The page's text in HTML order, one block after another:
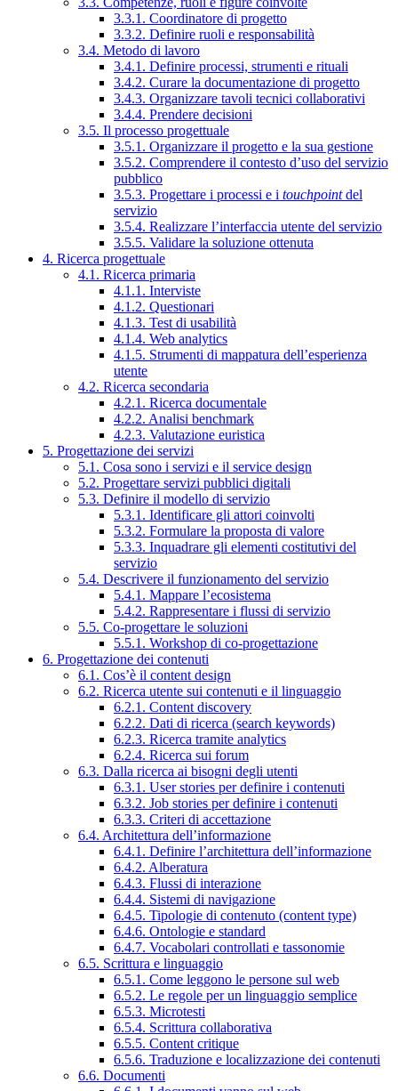
3.3.1. Coordinatore di progetto
3.3.2. Definire ruoli e responsabilità
3.4. Metodo di lavoro
3.4.1. Definire processi, strumenti e rituali
3.4.2. Curare la documentazione di progetto
3.4.3. Organizzare tavoli tecnici collaborativi
3.4.4. Prendere decisioni
3.5. Il processo progettuale
3.5.1. Organizzare il progetto e la sua gestione
3.5.2. Comprendere il contesto d’uso del servizio
pubblico
3.5.3. Progettare i processi e i touchpointdel
servizio
3.5.4. Realizzare l’interfaccia utente del servizio
3.5.5. Validare la soluzione ottenuta
4. Ricerca progettuale
4.1. Ricerca primaria
4.1.1. Interviste
4.1.2. Questionari
4.1.3. Test di usabilità
4.1.4. Web analytics
4.1.5. Strumenti di mappatura dell’esperienza
utente
4.2. Ricerca secondaria
4.2.1. Ricerca documentale
4.2.2. Analisi benchmark
4.2.3. Valutazione euristica
5. Progettazione dei servizi
5.1. Cosa sono i servizi e il service design
5.2. Progettare servizi pubblici digitali
5.3. Definire il modello di servizio
5.3.1. Identificare gli attori coinvolti
5.3.2. Formulare la proposta di valore
5.3.3. Inquadrare gli elementi costitutivi del
servizio
5.4. Descrivere il funzionamento del servizio
5.4.1. Mappare l’ecosistema
5.4.2. Rappresentare i flussi di servizio
5.5. Co-progettare le soluzioni
5.5.1. Workshop di co-progettazione
6. Progettazione dei contenuti
6.1. Cos’è il content design
6.2. Ricerca utente sui contenuti e il linguaggio
6.2.1. Content discovery
6.2.2. Dati di ricerca (search keywords)
6.2.3. Ricerca tramite analytics
6.2.4. Ricerca sui forum
6.3. Dalla ricerca ai bisogni degli utenti
6.3.1. User stories per definire i contenuti
6.3.2. Job stories per definire i contenuti
6.3.3. Criteri di accettazione
6.4. Architettura dell’informazione
6.4.1. Definire l’architettura dell’informazione
6.4.2. Alberatura
6.4.3. Flussi di interazione
6.4.4. Sistemi di navigazione
6.4.5. Tipologie di contenuto (content type)
6.4.6. Ontologie e standard
6.4.7. Vocabolari controllati e tassonomie
6.5. Scrittura e linguaggio
6.5.1. Come leggono le persone sul web
6.5.2. Le regole per un linguaggio semplice
6.5.3. Microtesti
6.5.4. Scrittura collaborativa
6.5.5. Content critique
6.5.6. Traduzione e localizzazione dei contenuti
6.6. Documenti